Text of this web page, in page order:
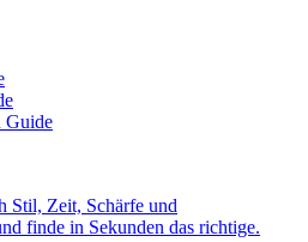
Guide
Stil, Zeit, Schärfe und
finde in Sekunden das richtige.